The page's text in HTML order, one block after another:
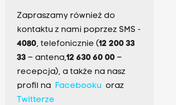
Zapraszamy również do
kontaktu z nami poprzez SMS -
4080, telefonicznie (12 200 33
33– antena,12 630 60 00 –
recepcja), a także na nasz
profil na Facebookuoraz
Twitterze